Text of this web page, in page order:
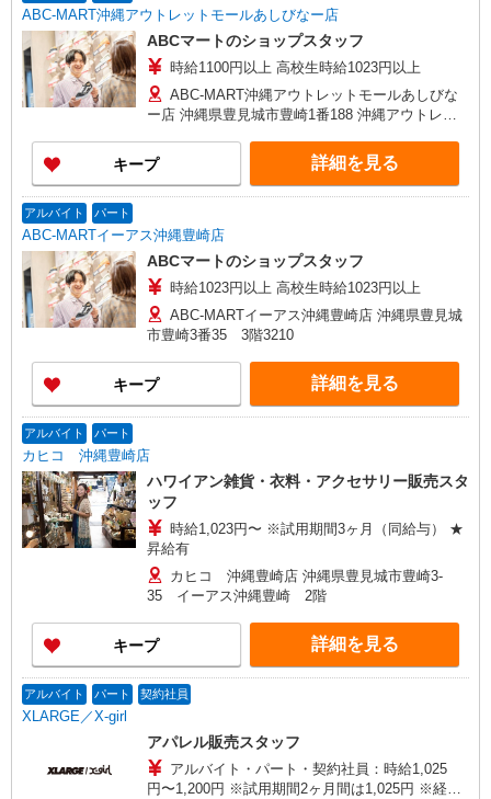
ABC-MART沖縄アウトレットモールあしびなー店
ABCマートのショップスタッフ
時給1100円以上 高校生時給1023円以上
ABC-MART沖縄アウトレットモールあしびな
ー店 沖縄県豊見城市豊崎1番188 沖縄アウトレッ
キープ 詳細を見る
アルバイト パート
ABC-MARTイーアス沖縄豊崎店
ABCマートのショップスタッフ
時給1023円以上 高校生時給1023円以上
ABC-MARTイーアス沖縄豊崎店 沖縄県豊見城
市豊崎3番35 3階3210
キープ 詳細を見る
アルバイト パート
カヒコ 沖縄豊崎店
ハワイアン雑貨・衣料・アクセサリー販売スタ
ッフ
時給1,023円〜 ※試用期間3ヶ月（同給与） ★
昇給有
カヒコ 沖縄豊崎店 沖縄県豊見城市豊崎3-
35 イーアス沖縄豊崎 2階
キープ 詳細を見る
アルバイト パート 契約社員
XLARGE／X-girl
アパレル販売スタッフ
アルバイト・パート・契約社員：時給1,025
円〜1,200円 ※試用期間2ヶ月間は1,025円 ※経